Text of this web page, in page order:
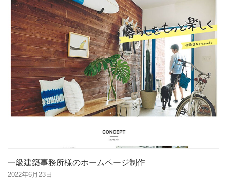
一級建築事務所様のホームページ制作
2022年6月23日